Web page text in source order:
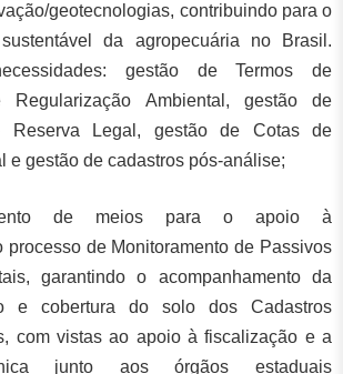
geotecnologias, contribuindo para o
da agropecuária no Brasil.
gestão de Termos de
Regularização Ambiental, gestão de
Reserva Legal, gestão de Cotas de
e gestão de cadastros pós-análise;
de meios para o apoio à
processo de Monitoramento de Passivos
garantindo o acompanhamento da
e cobertura do solo dos Cadastros
com vistas ao apoio à fiscalização e a
junto aos órgãos estaduais